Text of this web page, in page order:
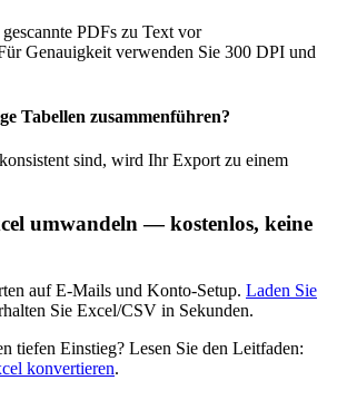
PDFs zu Text vor
Genauigkeit verwenden Sie 300 DPI und
Tabellen zusammenführen?
sind, wird Ihr Export zu einem
umwandeln — kostenlos, keine
auf E-Mails und Konto-Setup. Laden Sie
Sie Excel/CSV in Sekunden.
tiefen Einstieg? Lesen Sie den Leitfaden:
konvertieren.